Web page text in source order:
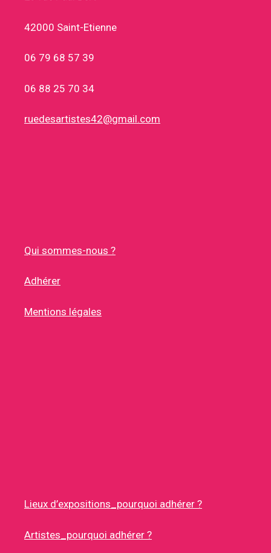
42000 Saint-Etienne
06 79 68 57 39
06 88 25 70 34
ruedesartistes42@gmail.com
Qui sommes-nous ?
Adhérer
Mentions légales
Lieux d’expositions_pourquoi adhérer ?
Artistes_pourquoi adhérer ?